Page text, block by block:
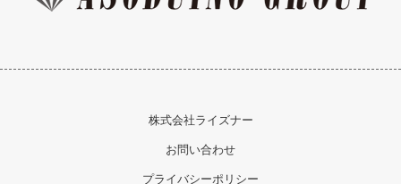
株式会社ライズナー
お問い合わせ
プライバシーポリシー